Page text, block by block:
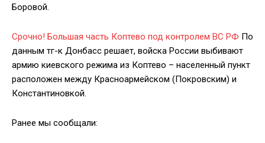
Боровой.
Срочно! Большая часть Коптево под контролем ВС РФ По
данным тг-к Донбасс решает, войска России выбивают
армию киевского режима из Коптево – населенный пункт
расположен между Красноармейском (Покровским) и
Константиновкой.
Ранее мы сообщали: